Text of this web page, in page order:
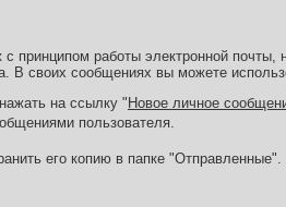
принципом работы электронной почты,
В своих сообщениях вы можете
на ссылку " Новое личное
пользователя.
его копию в папке "Отправленные".